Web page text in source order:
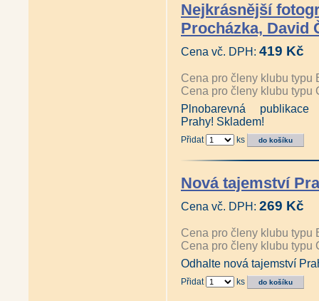
Nejkrásnější
Procházka, David
Cena vč. DPH: 419 Kč
Cena pro členy klubu typu
Cena pro členy klubu typu
Plnobarevná
Prahy! Skladem!
Přidat ks
Nová tajemství
Cena vč. DPH: 269 Kč
Cena pro členy klubu typu
Cena pro členy klubu typu
Odhalte nová tajemství
Přidat ks